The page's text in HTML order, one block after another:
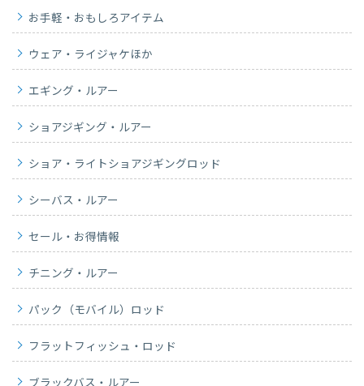
お手軽・おもしろアイテム
ウェア・ライジャケほか
エギング・ルアー
ショアジギング・ルアー
ショア・ライトショアジギングロッド
シーバス・ルアー
セール・お得情報
チニング・ルアー
パック（モバイル）ロッド
フラットフィッシュ・ロッド